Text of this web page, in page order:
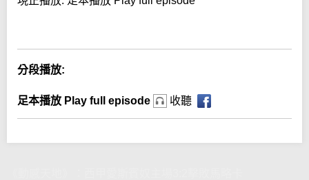
分段播放:
足本播放 Play full episode 收聽